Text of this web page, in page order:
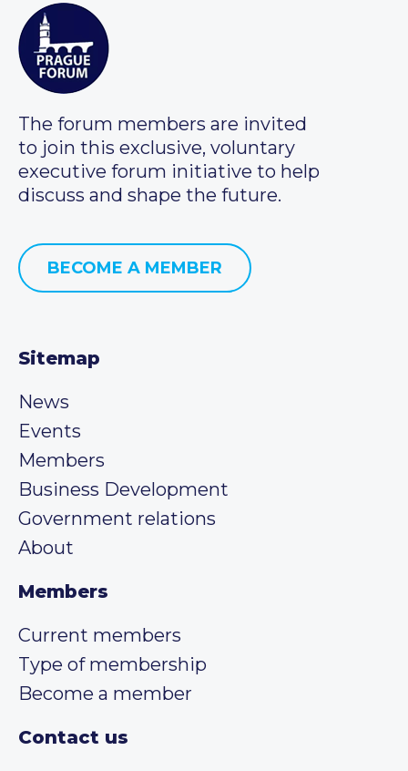
The forum members are invited
to join this exclusive, voluntary
executive forum initiative to help
discuss and shape the future.
BECOME A MEMBER
Sitemap
News
Events
Members
Business Development
Government relations
About
Members
Current members
Type of membership
Become a member
Contact us